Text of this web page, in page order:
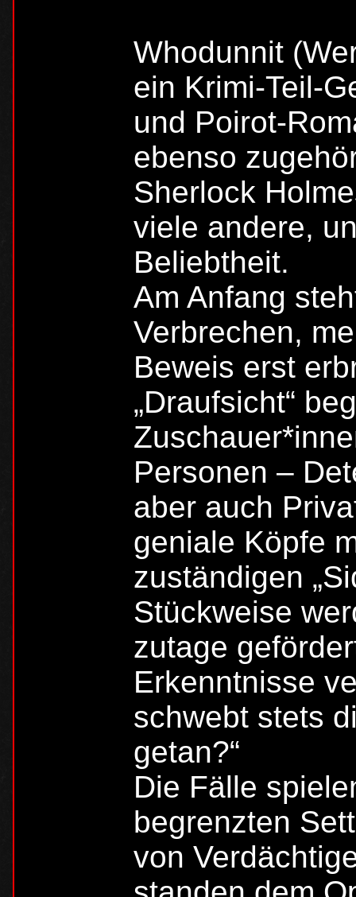
Whodunnit
ein Krimi-Teil-
und Poirot-
ebenso
Sherlock
viele andere,
Beliebtheit.
Am Anfang
Verbrechen,
Beweis erst
„Draufsicht“
Personen –
aber auch
geniale Köpfe
zuständigen
Stückweise
zutage
Erkenntnisse
schwebt stets
getan?“
Die Fälle
begrenzten
von